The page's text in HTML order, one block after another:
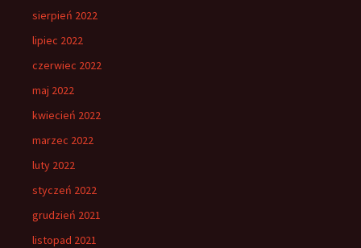
sierpień 2022
lipiec 2022
czerwiec 2022
maj 2022
kwiecień 2022
marzec 2022
luty 2022
styczeń 2022
grudzień 2021
listopad 2021